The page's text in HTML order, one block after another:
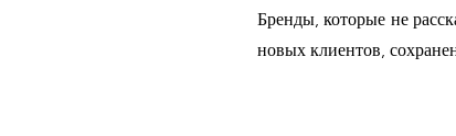
Бренды, которые не
новых клиентов,